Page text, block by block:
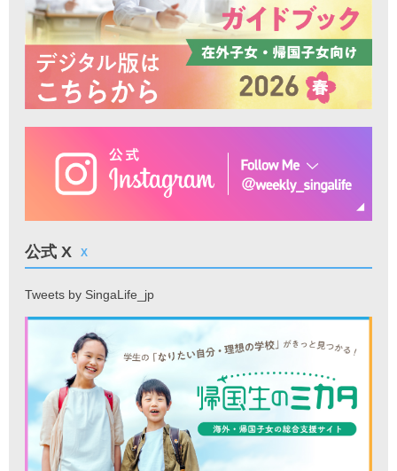
公式 X X
Tweets by SingaLife_jp